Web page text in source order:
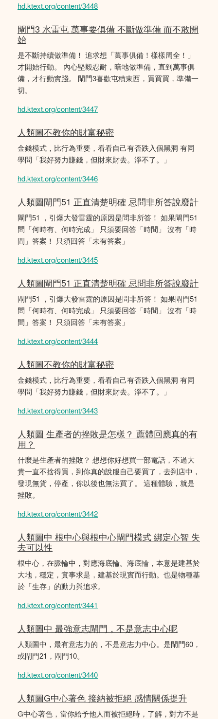
hd.ktext.org/content/3448
閘門3 水雷屯 萬事要俱備 不斷做準備 而不敢開
始
是不斷持續做準備！ 追求想「萬事俱備！樣樣周全！」
才開始行動。 內心堅毅忍耐，暗地做準備，直到萬事俱
備，才行動實踐。 閘門3喜歡屯積東西，買買買，準備一
切。
hd.ktext.org/content/3447
人類圖不教你的財富秘密
金錢模式，比行為重要，看看自己有否跌入個黑洞 有同
學問「我好努力賺錢，但財來財去。淨不了。」
hd.ktext.org/content/3446
人類圖閘門51 正直清楚明確 忌問非所答說廢計
閘門51 ，引爆大發雷霆的原因是問非所答！ 如果閘門51
問「何時有、何時完成」 只須要回答「時間」 沒有「時
間」答案！ 只須回答「未有答案」
hd.ktext.org/content/3445
人類圖閘門51 正直清楚明確 忌問非所答說廢計
閘門51 ，引爆大發雷霆的原因是問非所答！ 如果閘門51
問「何時有、何時完成」 只須要回答「時間」 沒有「時
間」答案！ 只須回答「未有答案」
hd.ktext.org/content/3444
人類圖不教你的財富秘密
金錢模式，比行為重要，看看自己有否跌入個黑洞 有同
學問「我好努力賺錢，但財來財去。淨不了。」
hd.ktext.org/content/3443
人類圖 生產者的挫敗是怎樣？ 薦體回應真的有
用？
什麼是生產者的挫敗？ 想想你好想買一部電話，不過大
貴一直不捨得買，到你真的說服自己要買了，去到店中，
發現無貨，停產，你以後也無法買了。 這種體驗，就是
挫敗。
hd.ktext.org/content/3442
人類圖中 根中心與根中心閘門模式 綁定心智 失
去可以性
根中心，在脈輪中，對應海底輪。海底輪，本意是建基於
大地，穩定，實事求是，建基於現實而行動。也是物種基
於「生存」的動力與追求。
hd.ktext.org/content/3441
人類圖中 最強意志閘門，不是意志中心呢
人類圖中，最有意志力的，不是意志力中心。是閘門60，
或閘門21，閘門10。
hd.ktext.org/content/3440
人類圖G中心著色 接納被拒絕 感情關係提升
G中心著色，當你給予他人而被拒絕時，了解，對方不是